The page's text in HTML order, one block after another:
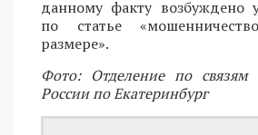
данному факту возбуждено
по статье
размере».
Фото: Отделение по
России по Екатеринбург